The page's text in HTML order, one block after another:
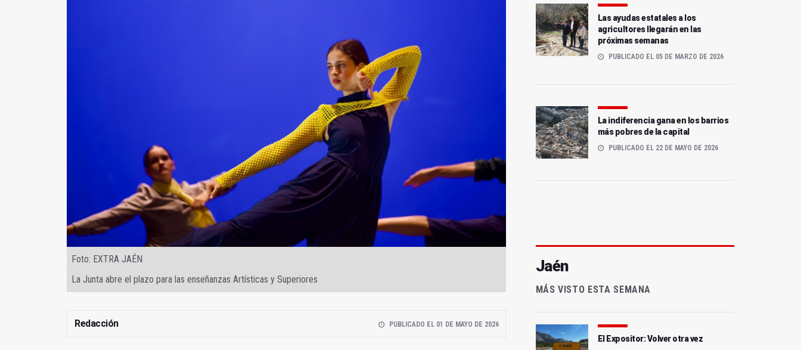
Foto: EXTRA JAÉN
La Junta abre el plazo para las enseñanzas Artísticas y Superiores
Redacción PUBLICADO EL 01 DE MAYO DE 2026
Las ayudas estatales a los
agricultores llegarán en las
próximas semanas
PUBLICADO EL 05 DE MARZO DE 2026
La indiferencia gana en los barrios
más pobres de la capital
PUBLICADO EL 22 DE MAYO DE 2026
Jaén
MÁS VISTO ESTA SEMANA
El Expositor: Volver otra vez